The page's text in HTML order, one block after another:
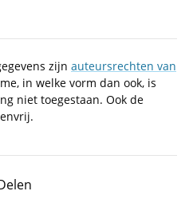
zijn auteursrechten van
in welke vorm dan ook, is
niet toegestaan. Ook de